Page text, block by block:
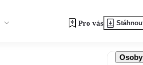
Pro vás
Osoby